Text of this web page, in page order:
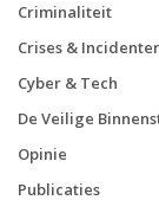
Criminaliteit
Crises &
Cyber & Tech
De Veilige
Opinie
Publicaties